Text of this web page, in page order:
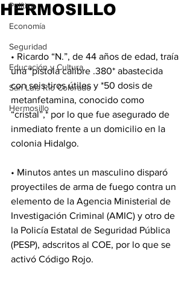
Política
Economía
Seguridad
Educación y Cultura
San Luis Río Colorado
Hermosillo
HERMOSILLO
• Ricardo “N.”, de 44 años de edad, traía
una *pistola calibre .380* abastecida
con seis tiros útiles y *50 dosis de
metanfetamina, conocido como
“cristal”,* por lo que fue asegurado de
inmediato frente a un domicilio en la
colonia Hidalgo.
• Minutos antes un masculino disparó
proyectiles de arma de fuego contra un
elemento de la Agencia Ministerial de
Investigación Criminal (AMIC) y otro de
la Policía Estatal de Seguridad Pública
(PESP), adscritos al COE, por lo que se
activó Código Rojo.